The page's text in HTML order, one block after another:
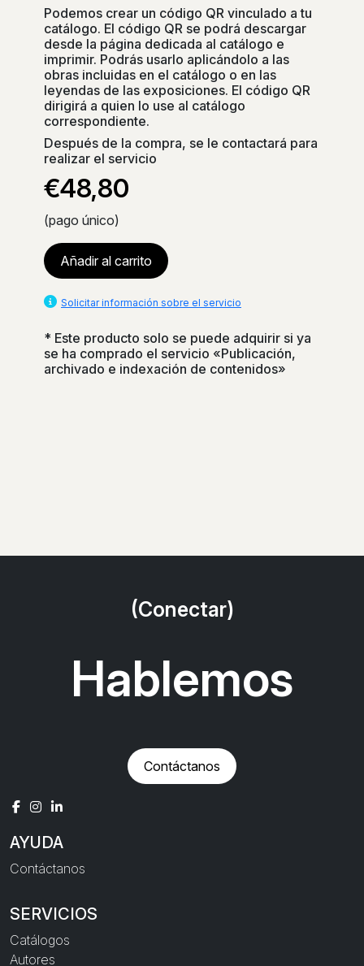
Podemos crear un código QR vinculado a tu
catálogo. El código QR se podrá descargar
desde la página dedicada al catálogo e
imprimir. Podrás usarlo aplicándolo a las
obras incluidas en el catálogo o en las
leyendas de las exposiciones. El código QR
dirigirá a quien lo use al catálogo
correspondiente.
Después de la compra, se le contactará para
realizar el servicio
€48,80
(pago único)
Añadir al carrito
Solicitar información sobre el servicio
* Este producto solo se puede adquirir si ya
se ha comprado el servicio «Publicación,
archivado e indexación de contenidos»
(Conectar)
Hablemos
Contáctanos
AYUDA
Contáctanos
SERVICIOS
Catálogos
Autores